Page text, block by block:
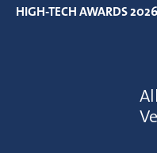
HIGH-TECH AWARDS 2026